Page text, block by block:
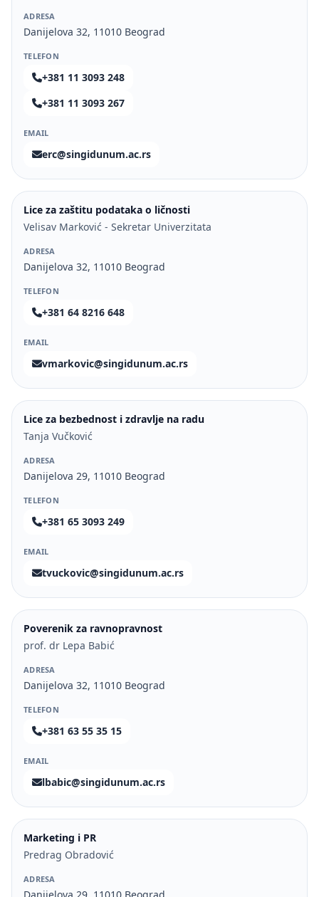
ADRESA
Danijelova 32, 11010 Beograd
TELEFON
+381 11 3093 248
+381 11 3093 267
EMAIL
erc@singidunum.ac.rs
Lice za zaštitu podataka o ličnosti
Velisav Marković - Sekretar Univerzitata
ADRESA
Danijelova 32, 11010 Beograd
TELEFON
+381 64 8216 648
EMAIL
vmarkovic@singidunum.ac.rs
Lice za bezbednost i zdravlje na radu
Tanja Vučković
ADRESA
Danijelova 29, 11010 Beograd
TELEFON
+381 65 3093 249
EMAIL
tvuckovic@singidunum.ac.rs
Poverenik za ravnopravnost
prof. dr Lepa Babić
ADRESA
Danijelova 32, 11010 Beograd
TELEFON
+381 63 55 35 15
EMAIL
lbabic@singidunum.ac.rs
Marketing i PR
Predrag Obradović
ADRESA